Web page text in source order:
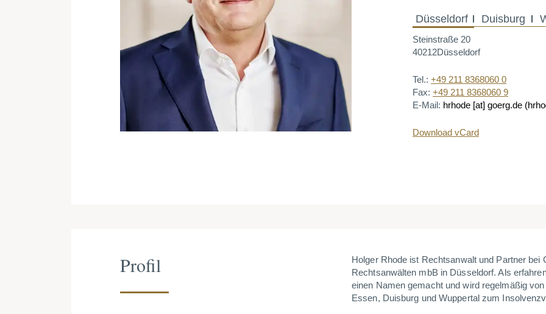
Düsseldorf Duisburg
Steinstraße 20
40212Düsseldorf
Tel.: +49 211 8368060 0
Fax: +49 211 8368060 9
E-Mail: hrhode [at] goerg.de
Download vCard
Profil
Holger Rhode ist Rechtsanwalt und Partner bei
Rechtsanwälten mbB in Düsseldorf. Als
einen Namen gemacht und wird regelmäßig
Essen, Duisburg und Wuppertal zum